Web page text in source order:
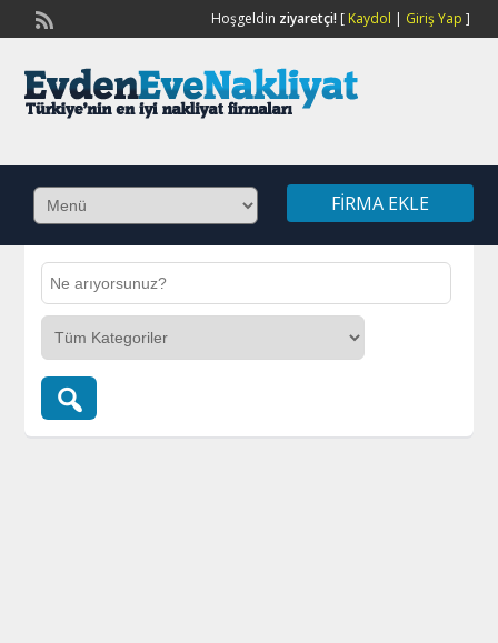
Hoşgeldin ziyaretçi![ Kaydol | Giriş Yap ]
FIRMA EKLE